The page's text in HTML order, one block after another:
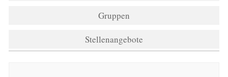
Gruppen
Stellenangebote